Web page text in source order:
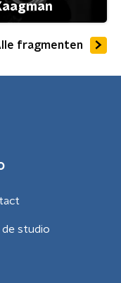
fragmenten
studio